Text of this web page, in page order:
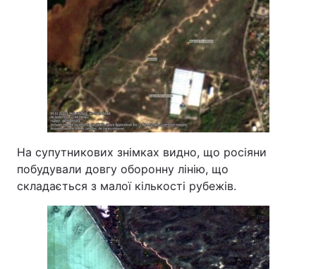
На супутникових знімках видно, що росіяни
побудували довгу оборонну лінію, що
складається з малої кількості рубежів.